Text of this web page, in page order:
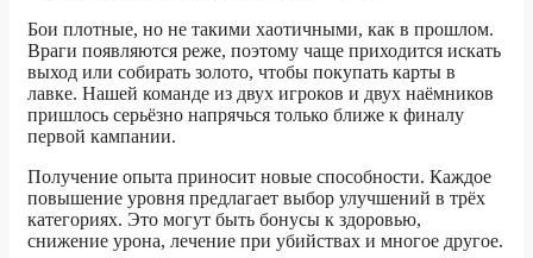
Бои плотные, но не такими хаотичными, как в прошлом.
Враги появляются реже, поэтому чаще приходится искать
выход или собирать золото, чтобы покупать карты в
лавке. Нашей команде из двух игроков и двух наёмников
пришлось серьёзно напрячься только ближе к финалу
первой кампании.
Получение опыта приносит новые способности. Каждое
повышение уровня предлагает выбор улучшений в трёх
категориях. Это могут быть бонусы к здоровью,
снижение урона, лечение при убийствах и многое другое.